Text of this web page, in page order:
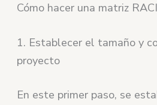
Cómo hacer una matriz RACI
1. Establecer el tamaño y
proyecto
En este primer paso, se